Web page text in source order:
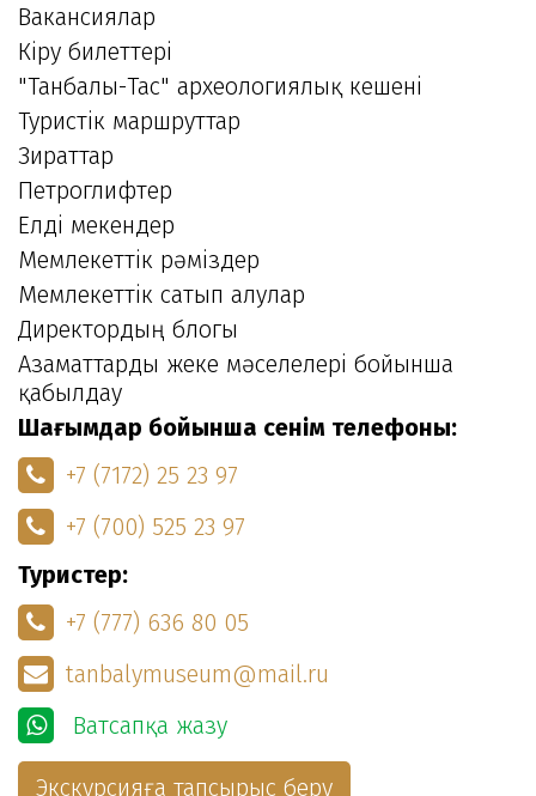
Вакансиялар
Кіру билеттері
"Танбалы-Тас" археологиялық кешені
Туристік маршруттар
Зираттар
Петроглифтер
Елді мекендер
Мемлекеттік рәміздер
Мемлекеттік сатып алулар
Директордың блогы
Азаматтарды жеке мәселелері бойынша
қабылдау
Шағымдар бойынша сенім телефоны:
+7 (7172) 25 23 97
+7 (700) 525 23 97
Туристер:
+7 (777) 636 80 05
tanbalymuseum@mail.ru
Ватсапқа жазу
Экскурсияға тапсырыс беру